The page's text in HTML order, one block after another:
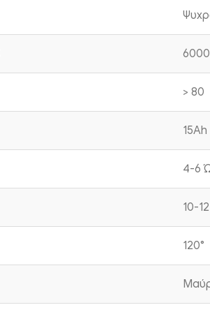
> 80
15Ah
4-6
10-
120°